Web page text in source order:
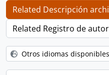
Related Descripción
Related Registro de
Otros idiomas disponibles